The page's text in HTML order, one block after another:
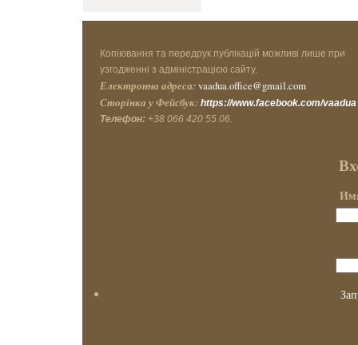
Копіювання та передрук публікацій можливі лише при
узгодженні з адміністрацією сайту.
Електронна адреса: vaadua.office@gmail.com
Сторінка у Фейсбук: https://www.facebook.com/vaadua
Телефон: +38 066 420 55 06.